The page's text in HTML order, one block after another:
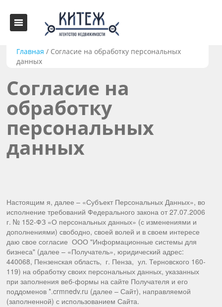
Главная / Согласие на обработку персональных
данных
Согласие на
обработку
персональных
данных
Настоящим я, далее – «Субъект Персональных Данных», во
исполнение требований Федерального закона от 27.07.2006
г. № 152-ФЗ «О персональных данных» (с изменениями и
дополнениями) свободно, своей волей и в своем интересе
даю свое согласие ООО "Информационные системы для
бизнеса" (далее – «Получатель», юридический адрес:
440068, Пензенская область, г. Пенза, ул. Терновского 160-
119) на обработку своих персональных данных, указанных
при заполнения веб-формы на сайте Получателя и его
поддоменов *.crmnedv.ru (далее – Сайт), направляемой
(заполненной) с использованием Сайта.